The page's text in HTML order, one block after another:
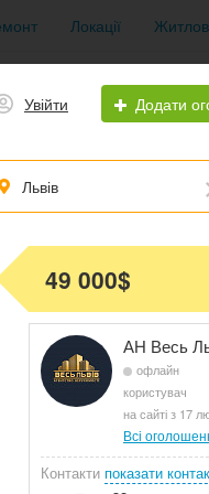
Локації
Увійти Додати
Львів
49 000$
АН Весь
офлайн
користувач
на сайті з 17
Всі
Контакти показати